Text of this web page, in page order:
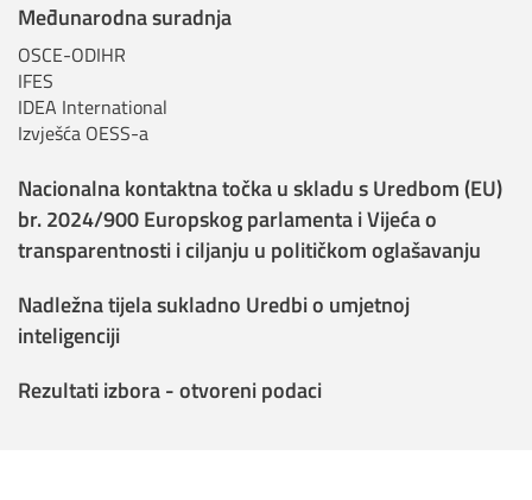
Međunarodna suradnja
OSCE-ODIHR
IFES
IDEA International
Izvješća OESS-a
Nacionalna kontaktna točka u skladu s Uredbom (EU)
br. 2024/900 Europskog parlamenta i Vijeća o
transparentnosti i ciljanju u političkom oglašavanju
Nadležna tijela sukladno Uredbi o umjetnoj
inteligenciji
Rezultati izbora - otvoreni podaci